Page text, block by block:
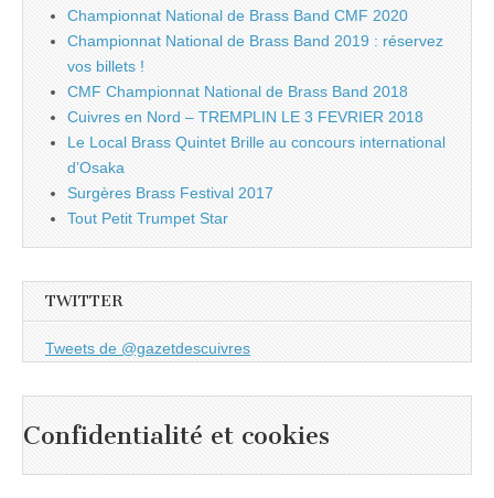
Championnat National de Brass Band CMF 2020
Championnat National de Brass Band 2019 : réservez
vos billets !
CMF Championnat National de Brass Band 2018
Cuivres en Nord – TREMPLIN LE 3 FEVRIER 2018
Le Local Brass Quintet Brille au concours international
d’Osaka
Surgères Brass Festival 2017
Tout Petit Trumpet Star
TWITTER
Tweets de @gazetdescuivres
Confidentialité et cookies